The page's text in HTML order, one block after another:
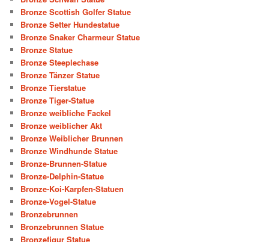
Bronze Scottish Golfer Statue
Bronze Setter Hundestatue
Bronze Snaker Charmeur Statue
Bronze Statue
Bronze Steeplechase
Bronze Tänzer Statue
Bronze Tierstatue
Bronze Tiger-Statue
Bronze weibliche Fackel
Bronze weiblicher Akt
Bronze Weiblicher Brunnen
Bronze Windhunde Statue
Bronze-Brunnen-Statue
Bronze-Delphin-Statue
Bronze-Koi-Karpfen-Statuen
Bronze-Vogel-Statue
Bronzebrunnen
Bronzebrunnen Statue
Bronzefigur Statue